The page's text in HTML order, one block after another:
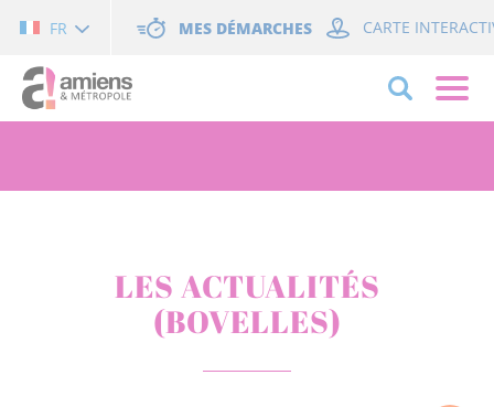
FR MES DÉMARCHES CARTE
LES ACTUALITÉS
(BOVELLES)